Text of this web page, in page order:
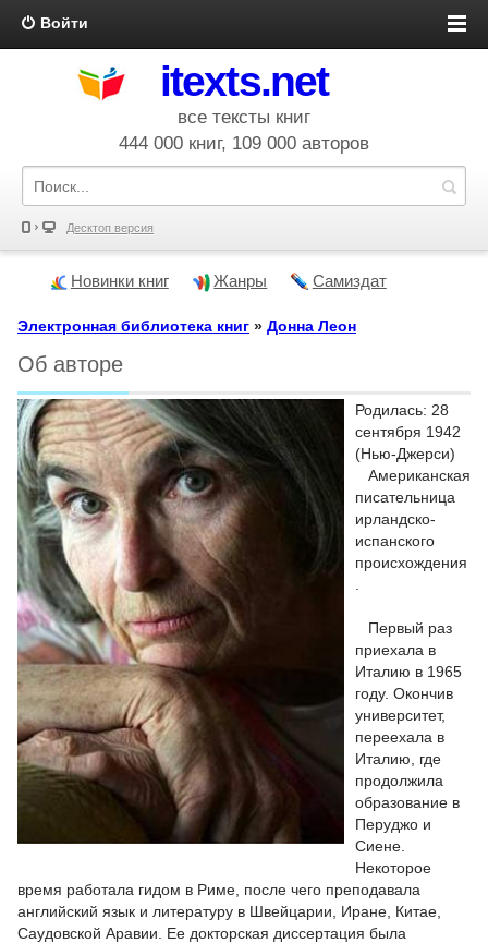
Войти
itexts.net
все тексты книг
444 000 книг, 109 000 авторов
Десктоп версия
Новинки книг Жанры Самиздат
Электронная библиотека книг » Донна Леон
Об авторе
Родилась: 28
сентября 1942
(Нью-Джерси)
Американская
писательница
ирландско-
испанского
происхождения
Первый раз
приехала в
Италию в 1965
году. Окончив
университет,
переехала в
Италию, где
продолжила
образование в
Перуджо и
Сиене.
Некоторое
время работала гидом в Риме, после чего преподавала
английский язык и литературу в Швейцарии, Иране, Китае,
Саудовской Аравии. Ее докторская диссертация была